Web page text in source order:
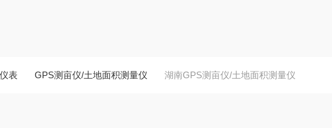
表 GPS测亩仪/土地面积测量仪 湖南GPS测亩仪/土地面积测量仪